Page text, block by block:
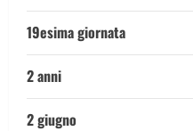
19esima giornata
2 anni
2 giugno